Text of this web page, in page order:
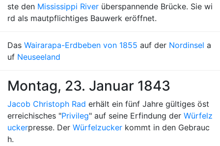
ste den Mississippi River überspannende Brücke. Sie wi
rd als mautpflichtiges Bauwerk eröffnet.
Das Wairarapa-Erdbeben von 1855 auf der Nordinsel a
uf Neuseeland
Montag, 23. Januar 1843
Jacob Christoph Rad erhält ein fünf Jahre gültiges öst
erreichisches "Privileg" auf seine Erfindung der Würfelz
uckerpresse. Der Würfelzucker kommt in den Gebrauc
h.